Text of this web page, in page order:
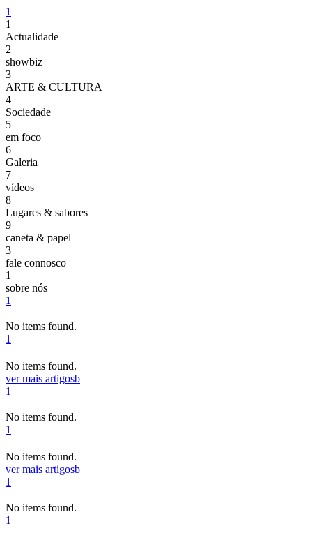
1
1
Actualidade
2
showbiz
3
ARTE & CULTURA
4
Sociedade
5
em foco
6
Galeria
7
vídeos
8
Lugares & sabores
9
caneta & papel
3
fale connosco
1
sobre nós
1
No items found.
1
No items found.
ver mais artigosb
1
No items found.
1
No items found.
ver mais artigosb
1
No items found.
1